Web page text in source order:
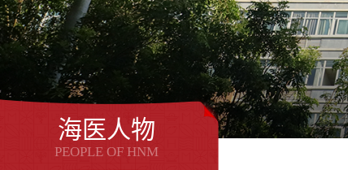
海医人物
PEOPLE OF HNM